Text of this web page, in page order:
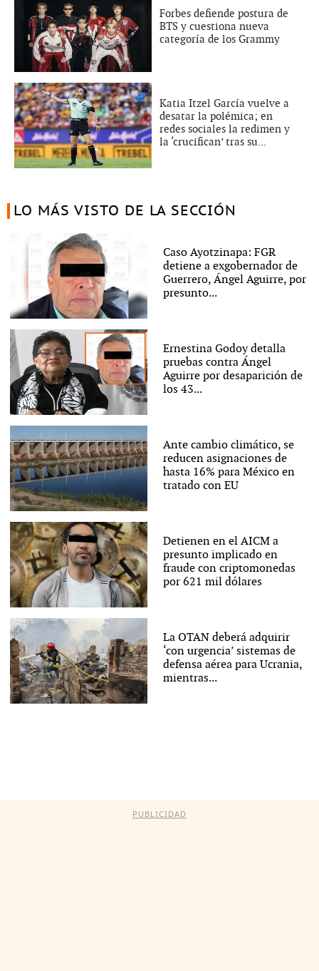
Forbes defiende postura de
BTS y cuestiona nueva
categoría de los Grammy
Katia Itzel García vuelve a
desatar la polémica; en
redes sociales la redimen y
la ‘crucifican’ tras su...
LO MÁS VISTO DE LA SECCIÓN
Caso Ayotzinapa: FGR
detiene a exgobernador de
Guerrero, Ángel Aguirre, por
presunto...
Ernestina Godoy detalla
pruebas contra Ángel
Aguirre por desaparición de
los 43...
Ante cambio climático, se
reducen asignaciones de
hasta 16% para México en
tratado con EU
Detienen en el AICM a
presunto implicado en
fraude con criptomonedas
por 621 mil dólares
La OTAN deberá adquirir
‘con urgencia’ sistemas de
defensa aérea para Ucrania,
mientras...
PUBLICIDAD